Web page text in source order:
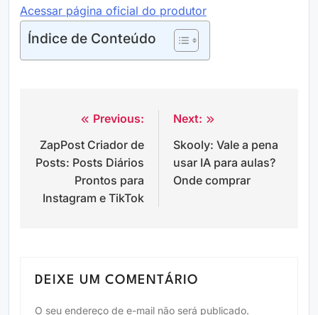
Acessar página oficial do produtor
Índice de Conteúdo
Navegação
de
Post
Previous:
ZapPost Criador de
Posts: Posts Diários
Prontos para
Instagram e TikTok
Next:
Skooly: Vale a pena
usar IA para aulas?
Onde comprar
DEIXE UM COMENTÁRIO
O seu endereço de e-mail não será publicado.